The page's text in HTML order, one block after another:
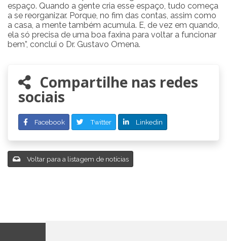
espaço. Quando a gente cria esse espaço, tudo começa
a se reorganizar. Porque, no fim das contas, assim como
a casa, a mente também acumula. E, de vez em quando,
ela só precisa de uma boa faxina para voltar a funcionar
bem”, conclui o Dr. Gustavo Omena.
Compartilhe nas redes
sociais
Facebook Twitter Linkedin
Voltar para a listagem de notícias